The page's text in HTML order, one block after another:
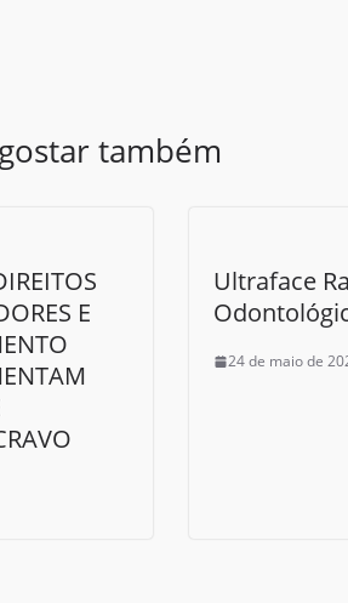
também
E
Ultraface
24 de maio de